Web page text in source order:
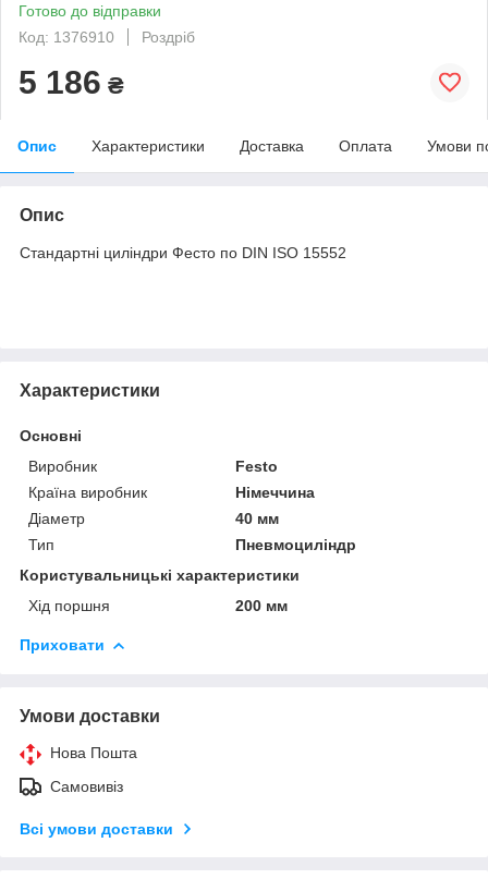
Готово до відправки
Код: 1376910
Роздріб
5 186 ₴
Опис Характеристики Доставка Оплата Умови
Опис
Стандартні циліндри Фесто по DIN ISO 15552
Характеристики
Основні
Виробник
Festo
Країна виробник
Німеччина
Діаметр
40 мм
Тип
Пневмоциліндр
Користувальницькі характеристики
Хід поршня
200 мм
Приховати
Умови доставки
Нова Пошта
Самовивіз
Всі умови доставки